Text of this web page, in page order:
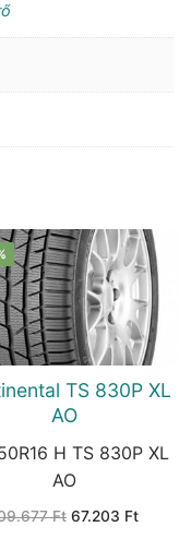
TS 830P XL
AO
H TS 830P XL
AO
Ft Original
67.203 FtCurrent